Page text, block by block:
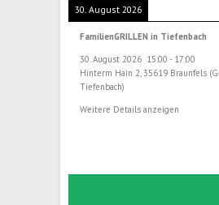
30. August 2026
FamilienGRILLEN in Tiefenbach
30. August 2026 15:00 - 17:00
Hinterm Hain 2, 35619 Braunfels
Tiefenbach)
Weitere Details anzeigen